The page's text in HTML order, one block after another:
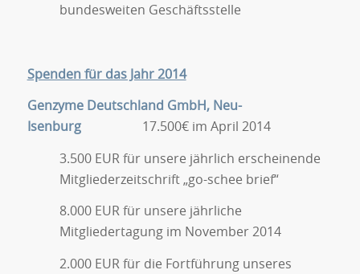
bundesweiten Geschäftsstelle
Spenden für das Jahr 2014
Genzyme Deutschland GmbH, Neu-
Isenburg 17.500€ im April 2014
3.500 EUR für unsere jährlich erscheinende
Mitgliederzeitschrift „go-schee brief“
8.000 EUR für unsere jährliche
Mitgliedertagung im November 2014
2.000 EUR für die Fortführung unseres